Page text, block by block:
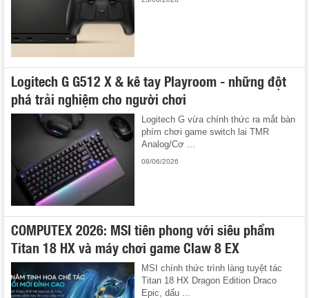
Logitech G G512 X & kê tay Playroom - những đột
phá trải nghiệm cho người chơi
Logitech G vừa chính thức ra mắt bàn
phím chơi game switch lai TMR
Analog/Cơ ...
08/06/2026
COMPUTEX 2026: MSI tiên phong với siêu phẩm
Titan 18 HX và máy chơi game Claw 8 EX
MSI chính thức trình làng tuyệt tác
Titan 18 HX Dragon Edition Draco
Epic, dấu ...